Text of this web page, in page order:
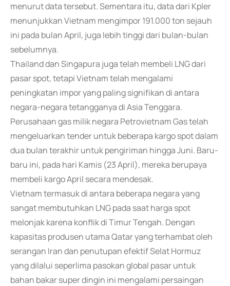
menurut data tersebut. Sementara itu, data dari Kpler
menunjukkan Vietnam mengimpor 191.000 ton sejauh
ini pada bulan April, juga lebih tinggi dari bulan-bulan
sebelumnya.
Thailand dan Singapura juga telah membeli LNG dari
pasar spot, tetapi Vietnam telah mengalami
peningkatan impor yang paling signifikan di antara
negara-negara tetangganya di Asia Tenggara.
Perusahaan gas milik negara Petrovietnam Gas telah
mengeluarkan tender untuk beberapa kargo spot dalam
dua bulan terakhir untuk pengiriman hingga Juni. Baru-
baru ini, pada hari Kamis (23 April), mereka berupaya
membeli kargo April secara mendesak.
Vietnam termasuk di antara beberapa negara yang
sangat membutuhkan LNG pada saat harga spot
melonjak karena konflik di Timur Tengah. Dengan
kapasitas produsen utama Qatar yang terhambat oleh
serangan Iran dan penutupan efektif Selat Hormuz
yang dilalui seperlima pasokan global pasar untuk
bahan bakar super dingin ini mengalami persaingan